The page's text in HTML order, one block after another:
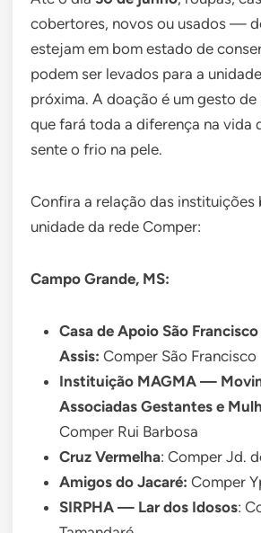
cobertores, novos ou usados —
estejam em bom estado de
podem ser levados para a
próxima. A doação é um gesto
que fará toda a diferença na vida
sente o frio na pele.
Confira a relação das instituições
unidade da rede Comper:
Campo Grande, MS:
Casa de Apoio São
Assis: Comper São Francisco
Instituição MAGMA —
Associadas Gestantes e
Comper Rui Barbosa
Cruz Vermelha: Comper Jd.
Amigos do Jacaré: Comper
SIRPHA — Lar dos Idosos: